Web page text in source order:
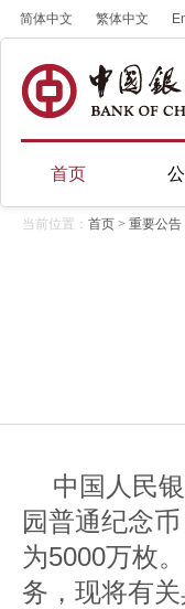
简体中文 繁体中文
首页
当前位置： 首页 > 重要公告
中国人民
园普通纪念
为5000万枚
务，现将有